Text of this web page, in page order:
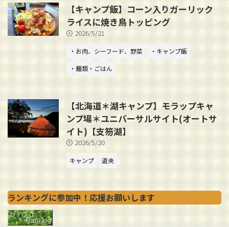
【キャンプ飯】コーン入りガーリック
ライスに焼き鳥トッピング
2026/5/21
・お肉、シーフード、野菜
・キャンプ飯
・麺類・ごはん
【北海道＊湖キャンプ】モラップキャ
ンプ場＊ユニバーサルサイト(オートサ
イト)【支笏湖】
2026/5/20
キャンプ 道央
ランキングに参加中！応援お願いします